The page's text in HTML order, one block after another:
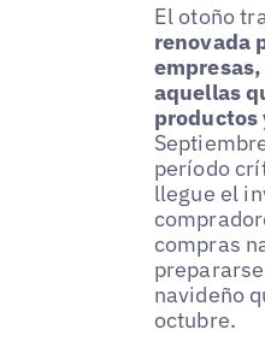
El otoño
renovada
aquellas
productos
período
llegue el
compras
navideño
octubre.